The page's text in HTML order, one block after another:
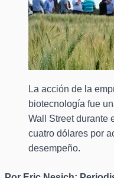
La acción de la
biotecnología fue
Wall Street durante
cuatro dólares por
desempeño.